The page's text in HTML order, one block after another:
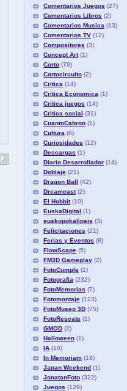
Comentarios Juegos (27)
Comentarios Libros (2)
Comentarios Musica (13)
Comentarios TV (12)
Compositores (3)
Concept Art (1)
Corto (79)
Cortocircuito (2)
Critica (14)
Critica Economica (1)
Critica juegos (14)
Critica social (31)
CuantoCabron (1)
Cultura (6)
Curiosidades (12)
Descargas (1)
Diario Desarrollador (14)
Doblaje (21)
Dragon Ball (42)
Dreamcast (2)
El Hobbit (10)
EuskaDigital (1)
euskopokalipsis (3)
Felicitaciones (21)
Ferias y Eventos (8)
FlowScape (5)
FM3D Gameplay (2)
FotoCumple (1)
Fotografia (232)
FotoMemorias (7)
Fotomontaje (123)
FotoMuseo 3D (75)
FotoRescate (1)
GMOD (2)
Halloween (1)
IA (10)
In Memoriam (18)
Japan Weekend (1)
JonatanFoto (322)
Juegos (129)